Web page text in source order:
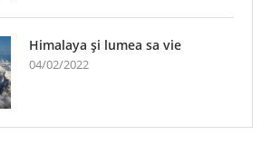
Himalaya și lumea sa vie
04/02/2022